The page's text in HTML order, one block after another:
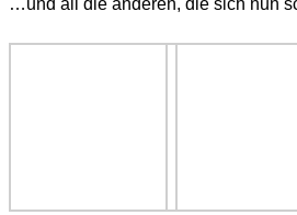
…und all die anderen, die sich nun